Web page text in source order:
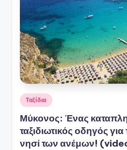
Αναρτήθηκε
σε
Ταξίδια
Μύκονος: Ένας
ταξιδιωτικός οδηγός
νησί των ανέμων!